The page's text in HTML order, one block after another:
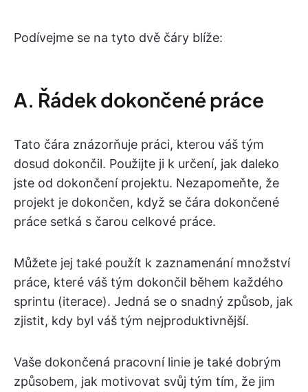
Podívejme se na tyto dvě čáry blíže:
A. Řádek dokončené práce
Tato čára znázorňuje práci, kterou váš tým
dosud dokončil. Použijte ji k určení, jak daleko
jste od dokončení projektu. Nezapomeňte, že
projekt je dokončen, když se čára dokončené
práce setká s čarou celkové práce.
Můžete jej také použít k zaznamenání množství
práce, které váš tým dokončil během každého
sprintu (iterace). Jedná se o snadný způsob, jak
zjistit, kdy byl váš tým nejproduktivnější.
Vaše dokončená pracovní linie je také dobrým
způsobem, jak motivovat svůj tým tím, že jim